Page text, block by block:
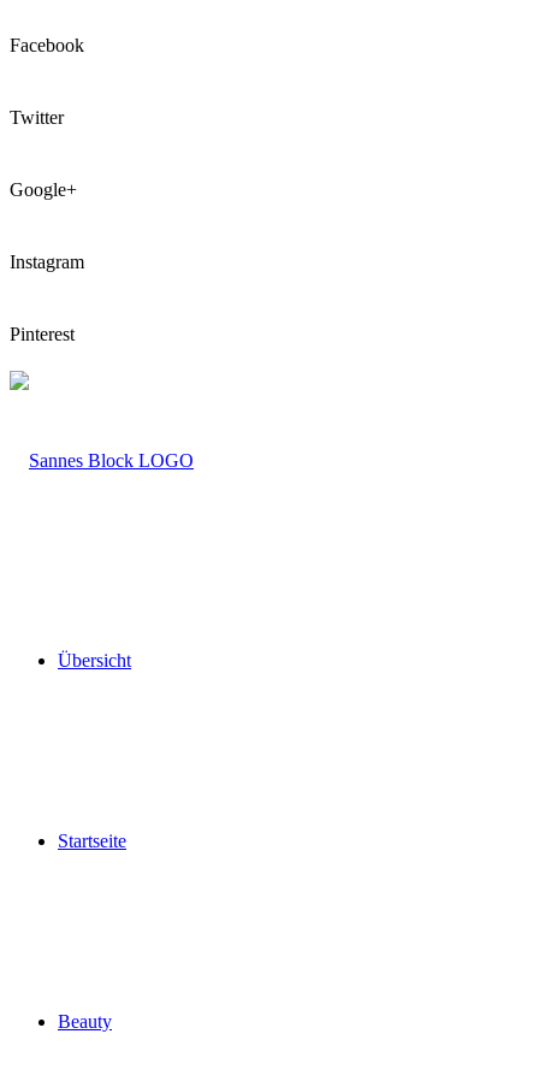
Facebook
Twitter
Google+
Instagram
Pinterest
LOGO
Übersicht
Startseite
Beauty